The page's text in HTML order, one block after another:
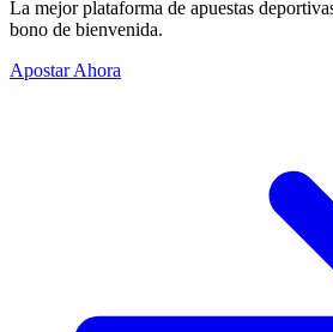
La mejor plataforma de apuestas
bono de bienvenida.
Apostar Ahora